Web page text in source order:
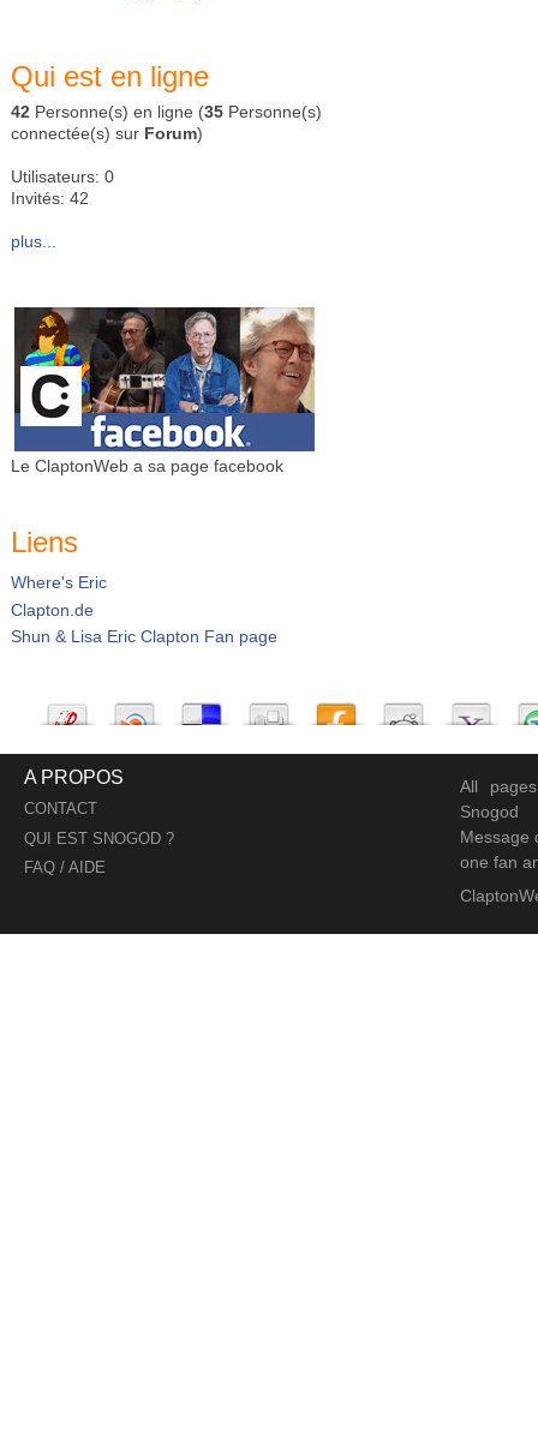
Qui est en ligne
42 Personne(s) en ligne (35 Personne(s)
connectée(s) sur Forum)
Utilisateurs: 0
Invités: 42
plus...
Le ClaptonWeb a sa page facebook
Liens
Where's Eric
Clapton.de
Shun & Lisa Eric Clapton Fan page
A PROPOS
CONTACT
QUI EST SNOGOD ?
FAQ / AIDE
All
Snogod
Message
one fan